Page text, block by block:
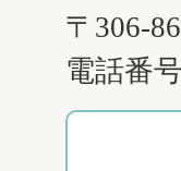
〒306-
電話番